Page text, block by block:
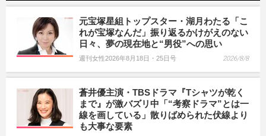
元宝塚星組トップスター・湖月わたる「こ
れが宝塚なんだ」振り返るかけがえのない
日々、夢の現在地と“男役”への思い
週刊女性2026年8月18日・25日号 2026/8/8
蒼井優主演・TBSドラマ『Tシャツが乾く
まで』が激バズリ中「“考察ドラマ”とは一
線を画している」散りばめられた伏線より
も大事な要素